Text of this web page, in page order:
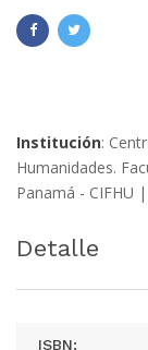
Institución:
Humanidades.
Panamá - CIFHU
Detalle
ISBN: